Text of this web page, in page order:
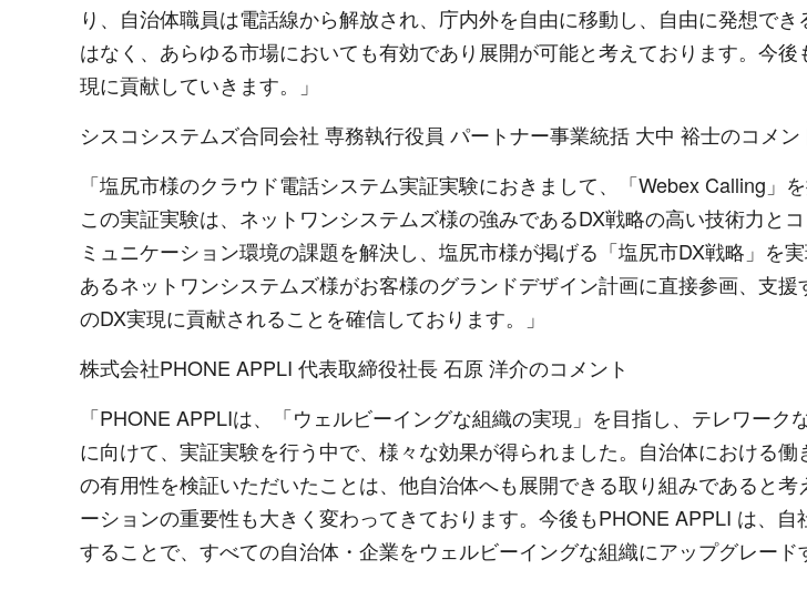
り、自治体職員は電話線から解放され、庁内外を自由に移動し、自由に発想で
はなく、あらゆる市場においても有効であり展開が可能と考えております。今
現に貢献していきます。」
シスコシステムズ合同会社 専務執行役員 パートナー事業統括 大中 裕士のコメン
「塩尻市様のクラウド電話システム実証実験におきまして、「Webex Calling」
この実証実験は、ネットワンシステムズ様の強みであるDX戦略の高い技術力と
ミュニケーション環境の課題を解決し、塩尻市様が掲げる「塩尻市DX戦略」
あるネットワンシステムズ様がお客様のグランドデザイン計画に直接参画、支
のDX実現に貢献されることを確信しております。」
株式会社PHONE APPLI 代表取締役社長 石原 洋介のコメント
「PHONE APPLIは、「ウェルビーイングな組織の実現」を目指し、テレワー
に向けて、実証実験を行う中で、様々な効果が得られました。自治体における
の有用性を検証いただいたことは、他自治体へも展開できる取り組みであると
ーションの重要性も大きく変わってきております。今後もPHONE APPLI は、
することで、すべての自治体・企業をウェルビーイングな組織にアップグレード